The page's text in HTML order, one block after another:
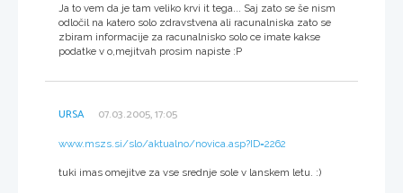
Ja to vem da je tam veliko krvi it tega... Saj zato se še nism
odločil na katero solo zdravstvena ali racunalniska zato se
zbiram informacije za racunalnisko solo ce imate kakse
podatke v o,mejitvah prosim napiste :P
URSA 07.03.2005, 17:05
www.mszs.si/slo/aktualno/novica.asp?ID=2262
tuki imas omejitve za vse srednje sole v lanskem letu. :)